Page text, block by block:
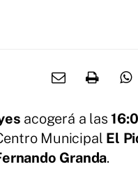
acogerá a las
Municipal El
Granda.